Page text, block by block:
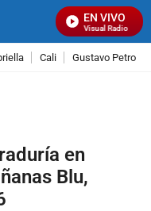
EN VIVO
Señal Visual Radio
Cali Gustavo Petro
en
Blu,